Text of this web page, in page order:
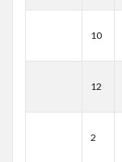
10
12
2